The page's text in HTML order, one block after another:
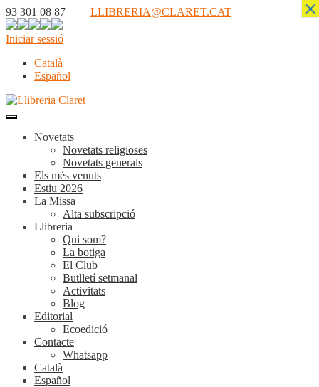
93 301 08 87 | LLIBRERIA@CLARET.CAT
Iniciar sessió
Català
Español
Novetats
Novetats religioses
Novetats generals
Els més venuts
Estiu 2026
La Missa
Alta subscripció
Llibreria
Qui som?
La botiga
El Club
Butlletí setmanal
Activitats
Blog
Editorial
Ecoedició
Contacte
Whatsapp
Català
Español
×